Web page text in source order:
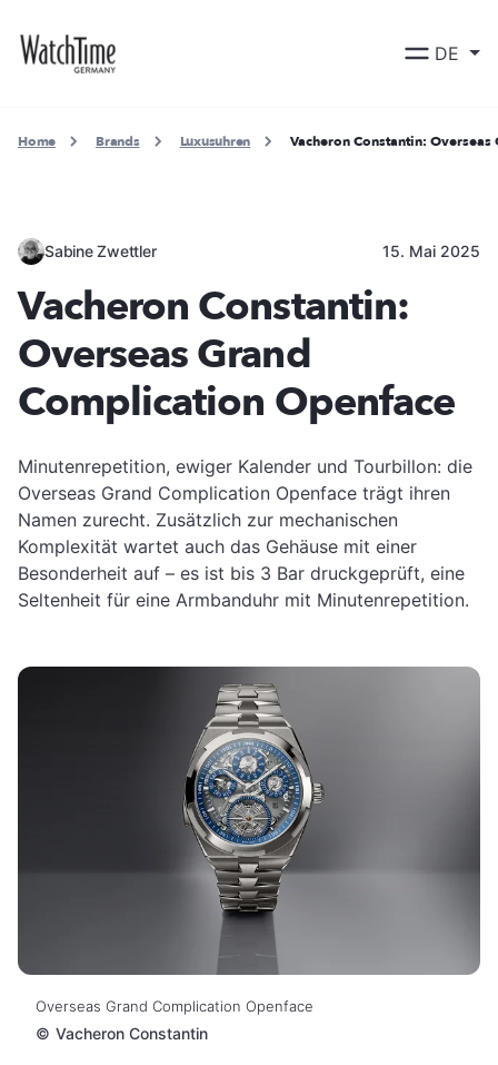
DE
Home Brands Luxusuhren Vacheron Constantin:
Sabine Zwettler 15. Mai 2025
Vacheron Constantin:
Overseas Grand
Complication Openface
Minutenrepetition, ewiger Kalender und Tourbillon: die
Overseas Grand Complication Openface trägt ihren
Namen zurecht. Zusätzlich zur mechanischen
Komplexität wartet auch das Gehäuse mit einer
Besonderheit auf – es ist bis 3 Bar druckgeprüft, eine
Seltenheit für eine Armbanduhr mit Minutenrepetition.
Overseas Grand Complication Openface
© Vacheron Constantin